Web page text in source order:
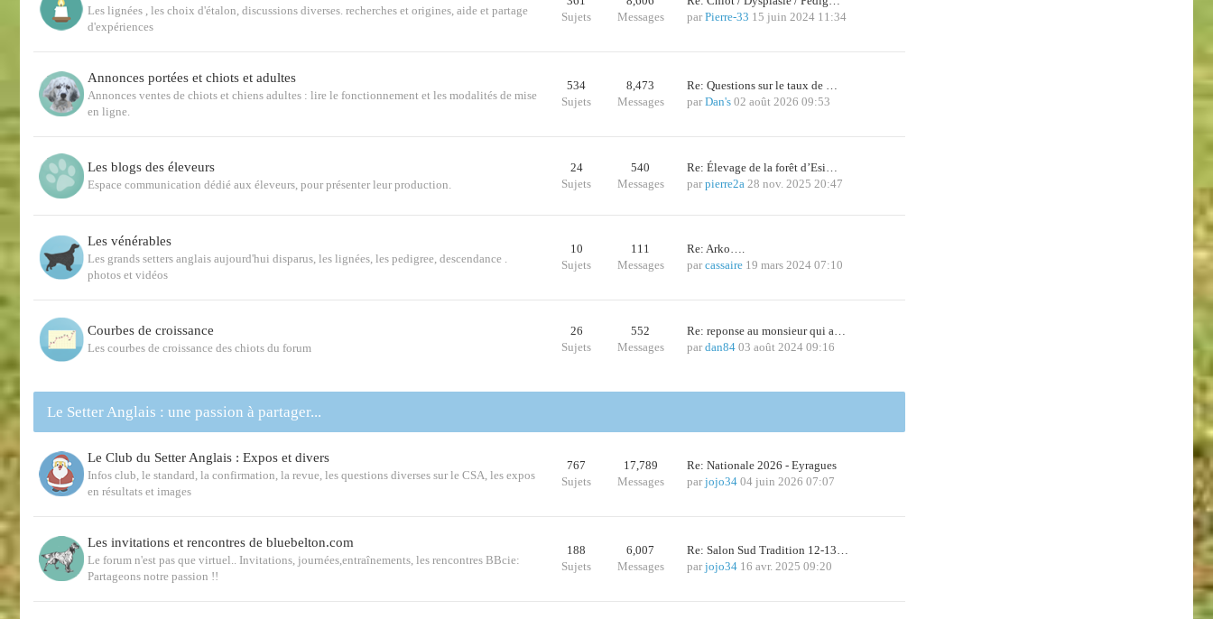
Les lignées , les choix d'étalon, discussions diverses. recherches et origines, aide et partage
d'expériences
Sujets
Messages
par Pierre-33 15 juin 2024 11:34
Annonces portées et chiots et adultes
Annonces ventes de chiots et chiens adultes : lire le fonctionnement et les modalités de mise
en ligne.
534
Sujets
8,473
Messages
Re: Questions sur le taux de …
par Dan's 02 août 2026 09:53
Les blogs des éleveurs
Espace communication dédié aux éleveurs, pour présenter leur production.
24
Sujets
540
Messages
Re: Élevage de la forêt d’Esi…
par pierre2a 28 nov. 2025 20:47
Les vénérables
Les grands setters anglais aujourd'hui disparus, les lignées, les pedigree, descendance .
photos et vidéos
10
Sujets
111
Messages
Re: Arko….
par cassaire 19 mars 2024 07:10
Courbes de croissance
Les courbes de croissance des chiots du forum
26
Sujets
552
Messages
Re: reponse au monsieur qui a…
par dan84 03 août 2024 09:16
Le Setter Anglais : une passion à partager...
Le Club du Setter Anglais : Expos et divers
Infos club, le standard, la confirmation, la revue, les questions diverses sur le CSA, les expos
en résultats et images
767
Sujets
17,789
Messages
Re: Nationale 2026 - Eyragues
par jojo34 04 juin 2026 07:07
Les invitations et rencontres de bluebelton.com
Le forum n'est pas que virtuel.. Invitations, journées,entraînements, les rencontres BBcie:
Partageons notre passion !!
188
Sujets
6,007
Messages
Re: Salon Sud Tradition 12-13…
par jojo34 16 avr. 2025 09:20